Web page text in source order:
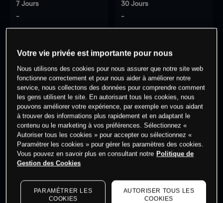
7 Jours
-
30 Jours
-
0 % des clients ont une position à
cet actif
Commencez à trader
dernières données du marché.Log into see latest
market data
Votre vie privée est importante pour nous
Nous utilisons des cookies pour nous assurer que notre site web
fonctionne correctement et pour nous aider à améliorer notre
service, nous collectons des données pour comprendre comment
les gens utilisent le site. En autorisant tous les cookies, nous
pouvons améliorer votre expérience, par exemple en vous aidant
à trouver des informations plus rapidement et en adaptant le
contenu ou le marketing à vos préférences. Sélectionnez «
Autoriser tous les cookies » pour accepter ou sélectionnez «
Paramétrer les cookies » pour gérer les paramètres des cookies.
Vous pouvez en savoir plus en consultant notre Politique de
Gestion des Cookies
PARAMÉTRER LES
COOKIES
AUTORISER TOUS LES
COOKIES